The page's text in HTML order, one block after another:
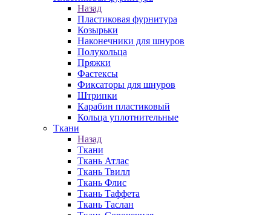
Назад
Пластиковая фурнитура
Козырьки
Наконечники для шнуров
Полукольца
Пряжки
Фастексы
Фиксаторы для шнуров
Штрипки
Карабин пластиковый
Кольца уплотнительные
Ткани
Назад
Ткани
Ткань Атлас
Ткань Твилл
Ткань Флис
Ткань Таффета
Ткань Таслан